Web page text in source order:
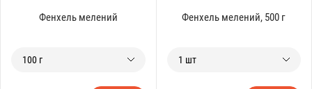
Фенхель мелений
100 г
Фенхель мелений, 500 г
1 шт